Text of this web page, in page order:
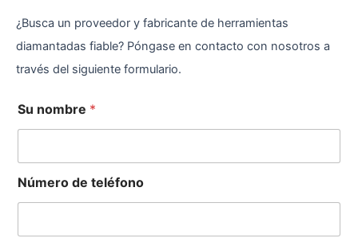
¿Busca un proveedor y fabricante de herramientas
diamantadas fiable? Póngase en contacto con nosotros a
través del siguiente formulario.
Su nombre *
Número de teléfono